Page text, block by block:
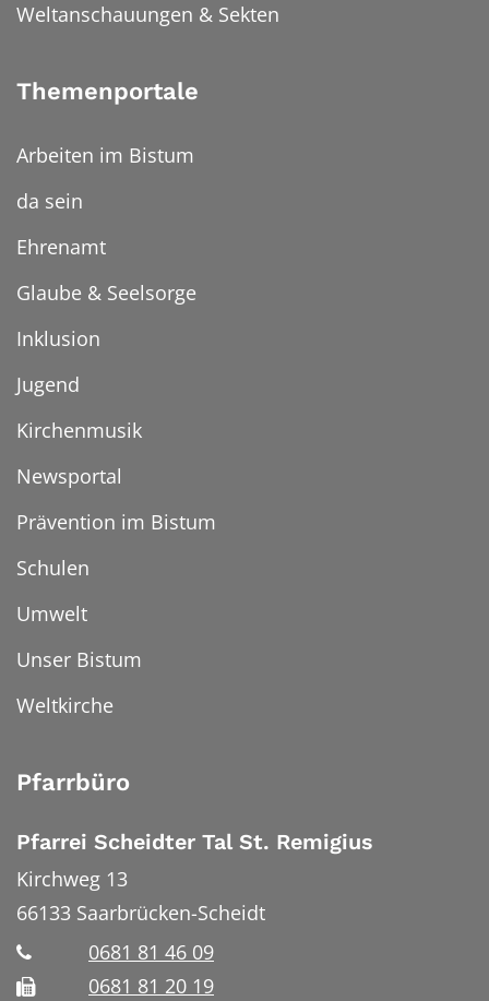
Weltanschauungen & Sekten
Themenportale
Arbeiten im Bistum
da sein
Ehrenamt
Glaube & Seelsorge
Inklusion
Jugend
Kirchenmusik
Newsportal
Prävention im Bistum
Schulen
Umwelt
Unser Bistum
Weltkirche
Pfarrbüro
Pfarrei Scheidter Tal St. Remigius
Kirchweg 13
66133 Saarbrücken-Scheidt
0681 81 46 09
0681 81 20 19